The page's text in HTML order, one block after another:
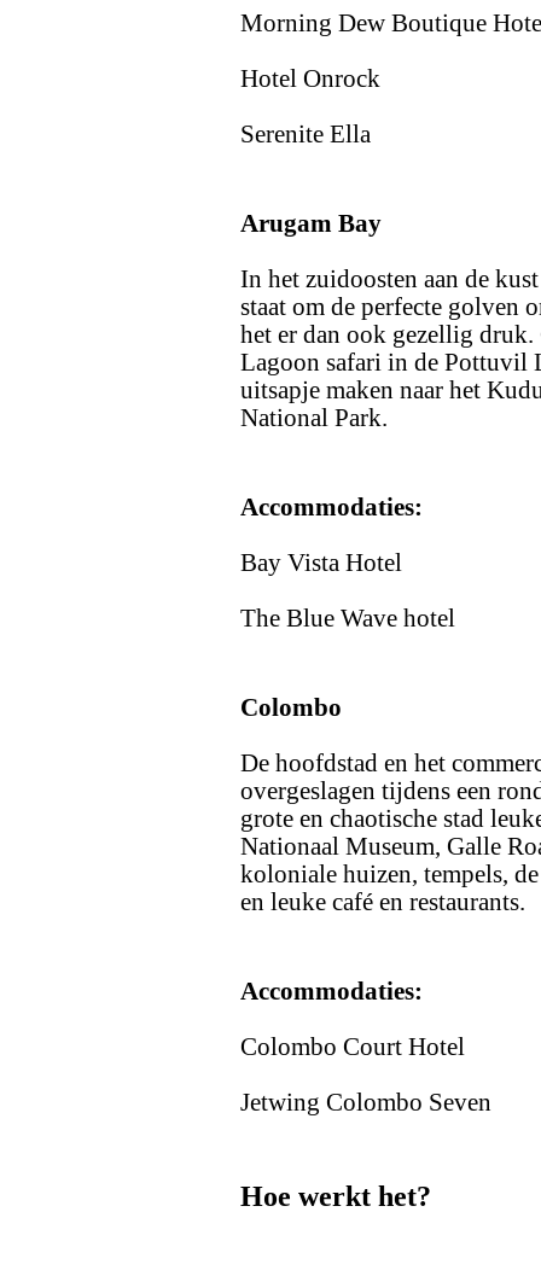
Morning Dew Boutique
Hotel Onrock
Serenite Ella
Arugam Bay
In het zuidoosten aan de
staat om de perfecte golven
het er dan ook gezellig druk.
Lagoon safari in de Pottuvil
uitsapje maken naar het
National Park.
Accommodaties:
Bay Vista Hotel
The Blue Wave hotel
Colombo
De hoofdstad en het
overgeslagen tijdens een
grote en chaotische stad
Nationaal Museum, Galle
koloniale huizen, tempels,
en leuke café en restaurants.
Accommodaties:
Colombo Court Hotel
Jetwing Colombo Seven
Hoe werkt het?